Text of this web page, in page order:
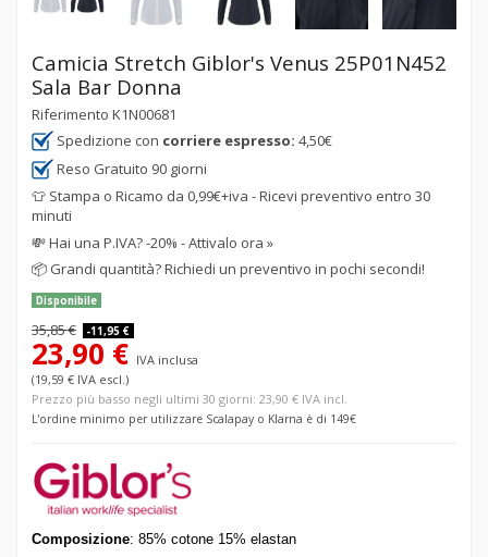
Camicia Stretch Giblor's Venus 25P01N452
Sala Bar Donna
Riferimento K1N00681
Spedizione con corriere espresso: 4,50€
Reso Gratuito 90 giorni
👕 Stampa o Ricamo da 0,99€+iva - Ricevi preventivo entro 30
minuti
💸Hai una P.IVA? -20% - Attivalo ora »
📦 Grandi quantità? Richiedi un preventivo in pochi secondi!
Disponibile
35,85 € -11,95 €
23,90 € IVA inclusa
(19,59 € IVA escl.)
Prezzo più basso negli ultimi 30 giorni: 23,90 € IVA incl.
L'ordine minimo per utilizzare Scalapay o Klarna è di 149€
Composizione: 85% cotone 15% elastan